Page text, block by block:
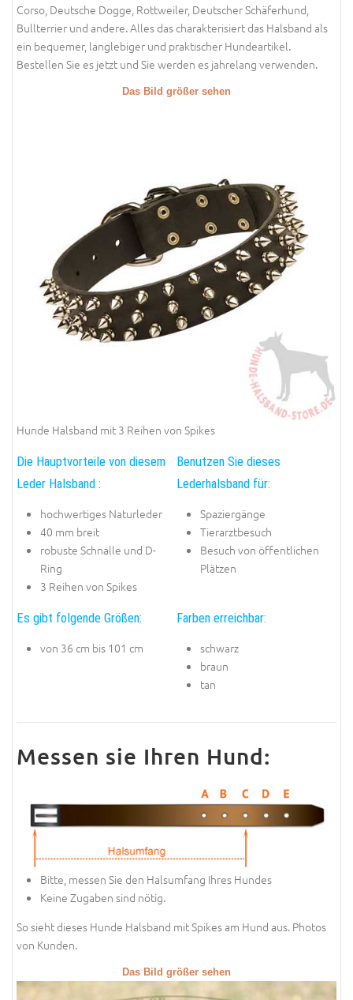
Corso, Deutsche Dogge, Rottweiler, Deutscher Schäferhund,
Bullterrier und andere. Alles das charakterisiert das Halsband als
ein bequemer, langlebiger und praktischer Hundeartikel.
Bestellen Sie es jetzt und Sie werden es jahrelang verwenden.
Das Bild größer sehen
Hunde Halsband mit 3 Reihen von Spikes
Die Hauptvorteile von diesem
Leder Halsband :
hochwertiges Naturleder
40 mm breit
robuste Schnalle und D-
Ring
3 Reihen von Spikes
Benutzen Sie dieses
Lederhalsband für:
Spaziergänge
Tierarztbesuch
Besuch von öffentlichen
Plätzen
Es gibt folgende Größen:
von 36 cm bis 101 cm
Farben erreichbar:
schwarz
braun
tan
Messen sie Ihren Hund:
Bitte, messen Sie den Halsumfang Ihres Hundes
Keine Zugaben sind nötig.
So sieht dieses Hunde Halsband mit Spikes am Hund aus. Photos
von Kunden.
Das Bild größer sehen